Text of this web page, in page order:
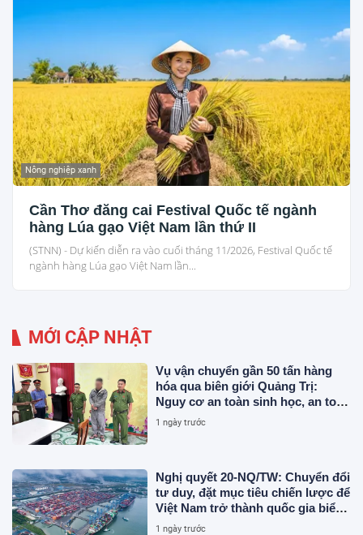
Nông nghiệp xanh
Cần Thơ đăng cai Festival Quốc tế ngành
hàng Lúa gạo Việt Nam lần thứ II
(STNN) - Dự kiến diễn ra vào cuối tháng 11/2026, Festival Quốc tế
ngành hàng Lúa gạo Việt Nam lần...
MỚI CẬP NHẬT
Vụ vận chuyển gần 50 tấn hàng
hóa qua biên giới Quảng Trị:
Nguy cơ an toàn sinh học, an toàn
thực phẩm từ sản phẩm động vật
1 ngày trước
Nghị quyết 20-NQ/TW: Chuyển đổi
tư duy, đặt mục tiêu chiến lược để
Việt Nam trở thành quốc gia biển
mạnh
1 ngày trước